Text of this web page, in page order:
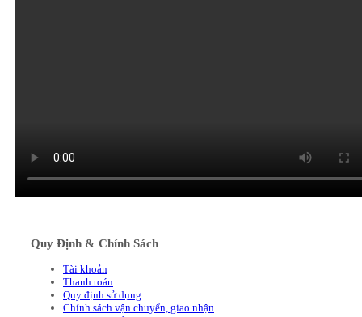
Quy Định & Chính Sách
Tài khoản
Thanh toán
Quy định sử dụng
Chính sách vận chuyển, giao nhận